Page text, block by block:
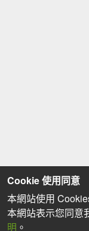
Cookie 使用同意
本網站使用
本網站表示您同意
明 。